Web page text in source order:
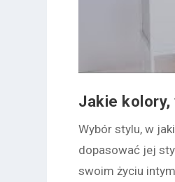
Jakie kolory,
Wybór stylu, w
dopasować jej
swoim życiu